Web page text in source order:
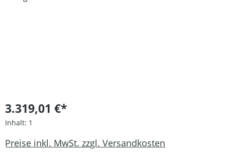
3.319,01 €*
Inhalt: 1
Preise inkl. MwSt. zzgl. Versandkosten